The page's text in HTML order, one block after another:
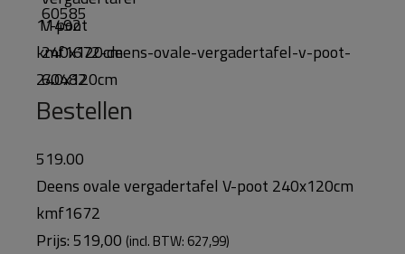
11492
kmf1672-deens-ovale-vergadertafel-v-poot-
240x120cm
Bestellen
519.00
Deens ovale vergadertafel V-poot 240x120cm
kmf1672
Prijs: 519,00 (incl. BTW: 627,99)